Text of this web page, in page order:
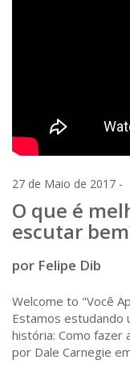
27 de Maio de 2017 -
O que é
escutar
por Felipe Dib
Welcome to "Você
Estamos estudando
história: Como fazer
por Dale Carnegie